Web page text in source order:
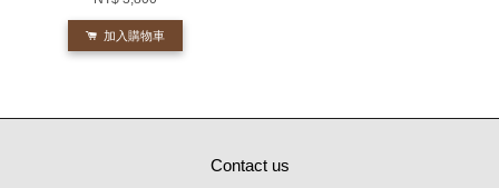
加入購物車
Contact us